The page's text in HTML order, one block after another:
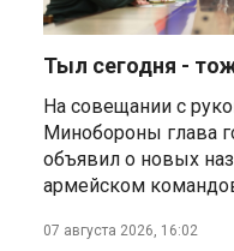
подписали
e‑торговле,
ученым
Александр
Хотите
городах —
отдалённые
Тыл сегодня -
На совещании с
Минобороны глава
объявил о новых
армейском
07 августа 2026, 16:02